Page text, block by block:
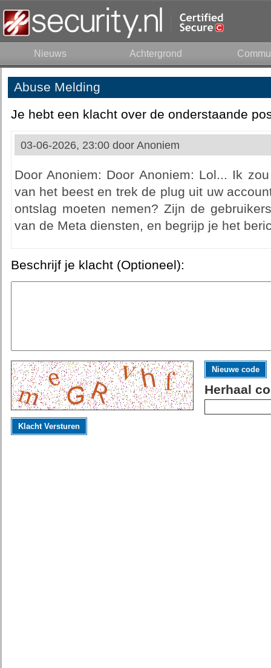
Nieuws Achtergrond
Abuse Melding
Je hebt een klacht over de onderstaande
03-06-2026, 23:00 door Anoniem
Door Anoniem: Door Anoniem: Lol... Ik
van het beest en trek de plug uit uw
ontslag moeten nemen? Zijn de
van de Meta diensten, en begrijp je het
Beschrijf je klacht (Optioneel):
Nieuwe code
Herhaal
Klacht Versturen